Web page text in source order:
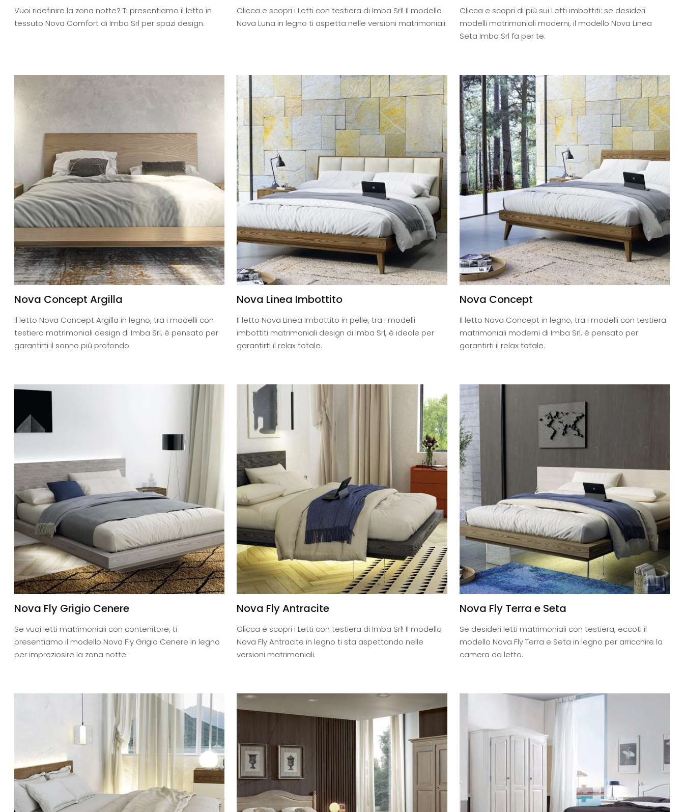
Vuoi ridefinire la zona notte? Ti presentiamo il letto in
tessuto Nova Comfort di Imba Srl per spazi design.
Clicca e scopri i Letti con testiera di Imba Srl! Il modello
Nova Luna in legno ti aspetta nelle versioni matrimoniali.
Clicca e scopri di più sui Letti imbottiti: se desideri
modelli matrimoniali moderni, il modello Nova Linea
Seta Imba Srl fa per te.
Nova Concept Argilla
Il letto Nova Concept Argilla in legno, tra i modelli con
testiera matrimoniali design di Imba Srl, è pensato per
garantirti il sonno più profondo.
Nova Linea Imbottito
Il letto Nova Linea Imbottito in pelle, tra i modelli
imbottiti matrimoniali design di Imba Srl, è ideale per
garantirti il relax totale.
Nova Concept
Il letto Nova Concept in legno, tra i modelli con testiera
matrimoniali moderni di Imba Srl, è pensato per
garantirti il relax totale.
Nova Fly Grigio Cenere
Se vuoi letti matrimoniali con contenitore, ti
presentiamo il modello Nova Fly Grigio Cenere in legno
per impreziosire la zona notte.
Nova Fly Antracite
Clicca e scopri i Letti con testiera di Imba Srl! Il modello
Nova Fly Antracite in legno ti sta aspettando nelle
versioni matrimoniali.
Nova Fly Terra e Seta
Se desideri letti matrimoniali con testiera, eccoti il
modello Nova Fly Terra e Seta in legno per arricchire la
camera da letto.